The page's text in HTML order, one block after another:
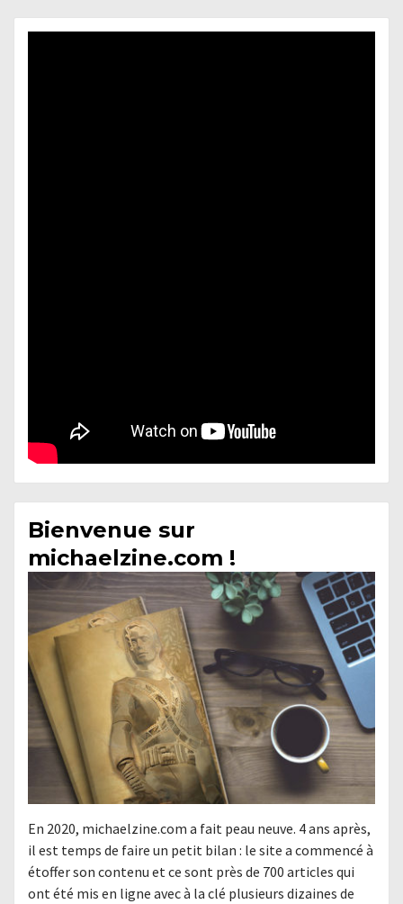
Bienvenue sur
michaelzine.com !
En 2020, michaelzine.com a fait peau neuve. 4 ans après,
il est temps de faire un petit bilan : le site a commencé à
étoffer son contenu et ce sont près de 700 articles qui
ont été mis en ligne avec à la clé plusieurs dizaines de